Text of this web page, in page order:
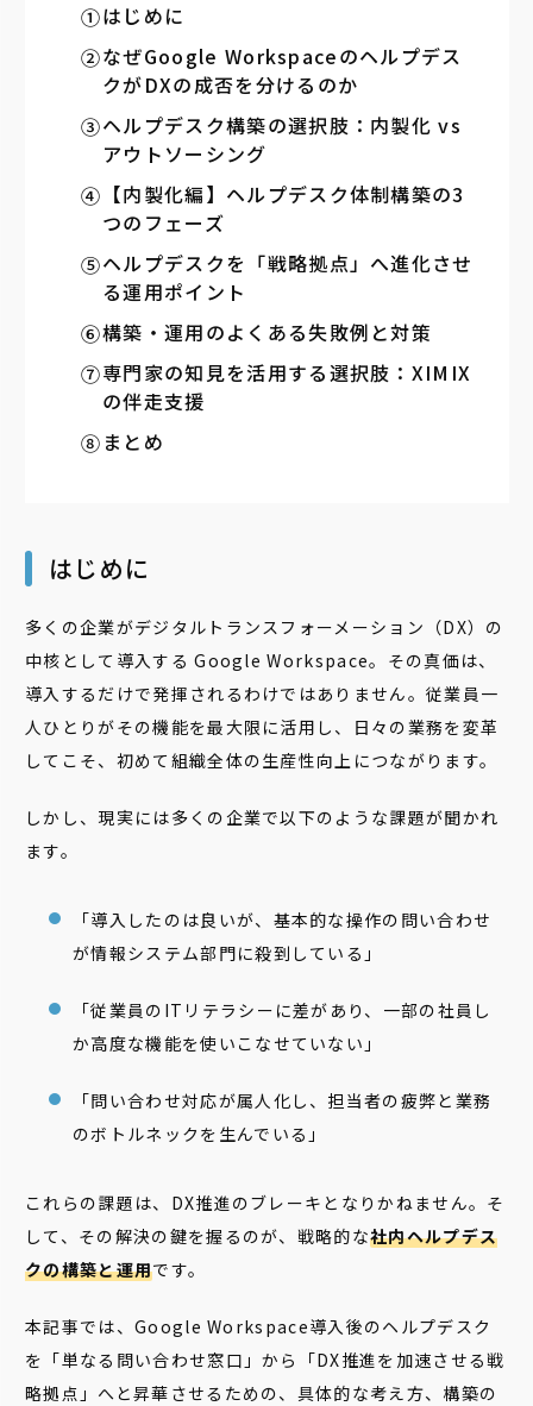
はじめに
なぜGoogle Workspaceのヘルプデス
クがDXの成否を分けるのか
ヘルプデスク構築の選択肢：内製化 vs
アウトソーシング
【内製化編】ヘルプデスク体制構築の3
つのフェーズ
ヘルプデスクを「戦略拠点」へ進化させ
る運用ポイント
構築・運用のよくある失敗例と対策
専門家の知見を活用する選択肢：XIMIX
の伴走支援
まとめ
はじめに
多くの企業がデジタルトランスフォーメーション（DX）の
中核として導入する Google Workspace。その真価は、
導入するだけで発揮されるわけではありません。従業員一
人ひとりがその機能を最大限に活用し、日々の業務を変革
してこそ、初めて組織全体の生産性向上につながります。
しかし、現実には多くの企業で以下のような課題が聞かれ
ます。
「導入したのは良いが、基本的な操作の問い合わせ
が情報システム部門に殺到している」
「従業員のITリテラシーに差があり、一部の社員し
か高度な機能を使いこなせていない」
「問い合わせ対応が属人化し、担当者の疲弊と業務
のボトルネックを生んでいる」
これらの課題は、DX推進のブレーキとなりかねません。そ
して、その解決の鍵を握るのが、戦略的な社内ヘルプデス
クの構築と運用です。
本記事では、Google Workspace導入後のヘルプデスク
を「単なる問い合わせ窓口」から「DX推進を加速させる戦
略拠点」へと昇華させるための、具体的な考え方、構築の